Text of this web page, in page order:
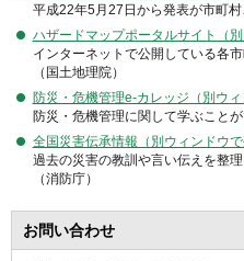
平成22年5月27日から発表が市町
ハザードマップポータルサイト（
インターネットで公開している各
（国土地理院）
防災・危機管理e-カレッジ（別ウ
防災・危機管理に関して学ぶことが
全国災害伝承情報（別ウィンドウで
過去の災害の教訓や言い伝えを整
（消防庁）
お問い合わせ